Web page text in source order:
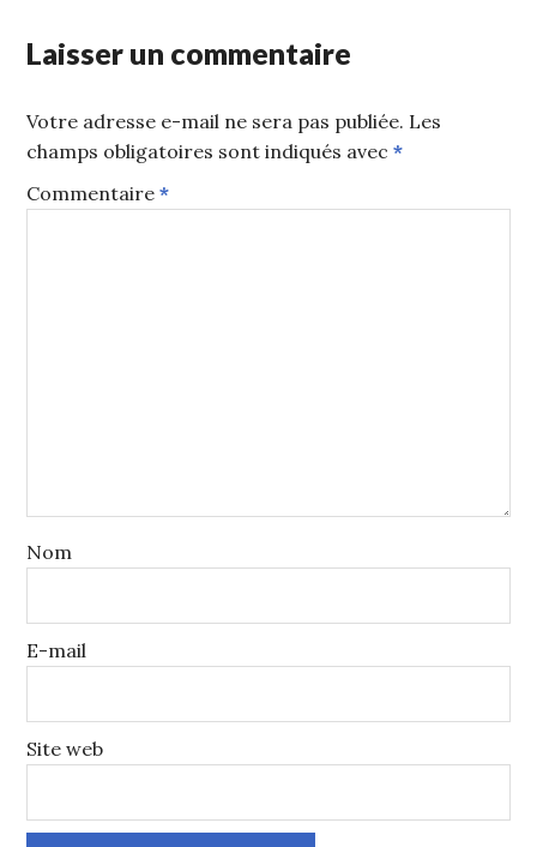
Laisser un commentaire
Votre adresse e-mail ne sera pas publiée. Les
champs obligatoires sont indiqués avec*
Commentaire*
Nom
E-mail
Site web